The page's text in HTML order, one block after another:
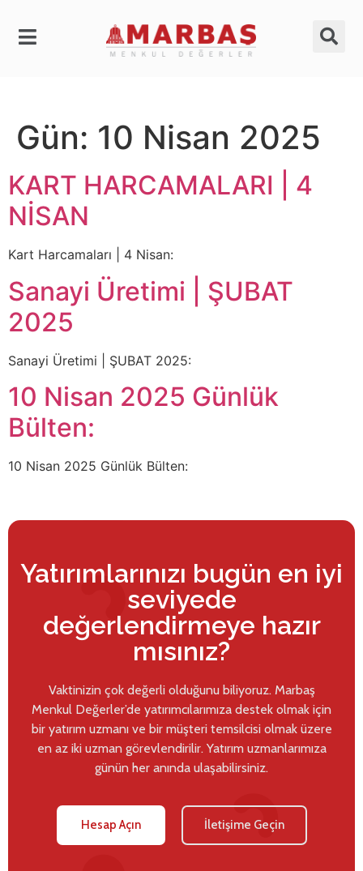
Gün: 10 Nisan 2025
KART HARCAMALARI | 4
NİSAN
Kart Harcamaları | 4 Nisan:
Sanayi Üretimi | ŞUBAT
2025
Sanayi Üretimi | ŞUBAT 2025:
10 Nisan 2025 Günlük
Bülten:
10 Nisan 2025 Günlük Bülten:
Yatırımlarınızı bugün en iyi
seviyede
değerlendirmeye hazır
mısınız?
Vaktinizin çok değerli olduğunu biliyoruz. Marbaş
Menkul Değerler’de yatırımcılarımıza destek olmak için
bir yatırım uzmanı ve bir müşteri temsilcisi olmak üzere
en az iki uzman görevlendirilir. Yatırım uzmanlarımıza
günün her anında ulaşabilirsiniz.
Hesap Açın İletişime Geçin